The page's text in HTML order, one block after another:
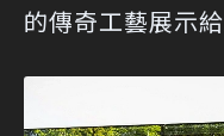
的傳奇工藝展示